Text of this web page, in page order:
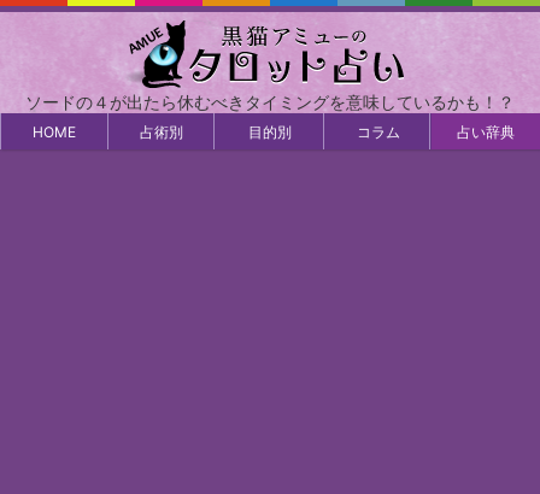
ソードの４が出たら休むべきタイミングを意味しているかも！？
HOME 占術別 目的別 コラム 占い辞典